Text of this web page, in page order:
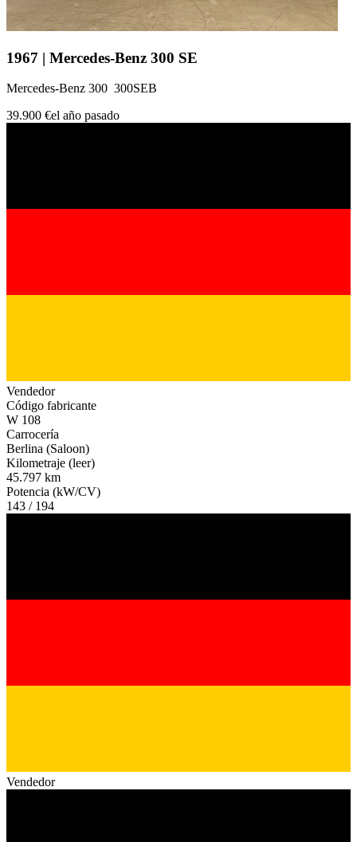
1967 | Mercedes-Benz 300 SE
Mercedes-Benz 300 300SEB
39.900 €el año pasado
Vendedor
Código fabricante
W 108
Carrocería
Berlina (Saloon)
Kilometraje (leer)
45.797 km
Potencia (kW/CV)
143 / 194
Vendedor